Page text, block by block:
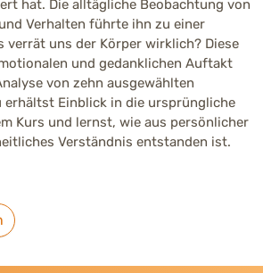
hat. Die alltägliche Beobachtung von
Verhalten führte ihn zu einer
verrät uns der Körper wirklich? Diese
und gedanklichen Auftakt
von zehn ausgewählten
erhältst Einblick in die ursprüngliche
Kurs und lernst, wie aus persönlicher
Verständnis entstanden ist.